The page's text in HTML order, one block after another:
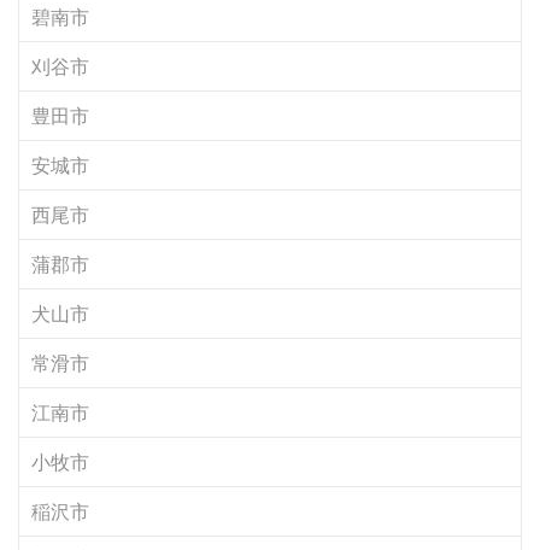
碧南市
刈谷市
豊田市
安城市
西尾市
蒲郡市
犬山市
常滑市
江南市
小牧市
稲沢市